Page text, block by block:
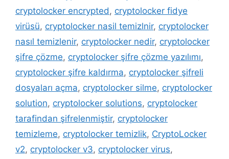
cryptolocker encrypted, cryptolocker fidye
virüsü, cryptolocker nasil temizlnir, cryptolocker
nasıl temizlenir, cryptolocker nedir, cryptolocker
şifre çözme, cryptolocker şifre çözme yazılımı,
cryptolocker şifre kaldırma, cryptolocker şifreli
dosyaları açma, cryptolocker silme, cryptolocker
solution, cryptolocker solutions, cryptolocker
tarafindan şifrelenmiştir, cryptolocker
temizleme, cryptolocker temizlik, CryptoLocker
v2, cryptolocker v3, cryptolocker virus,